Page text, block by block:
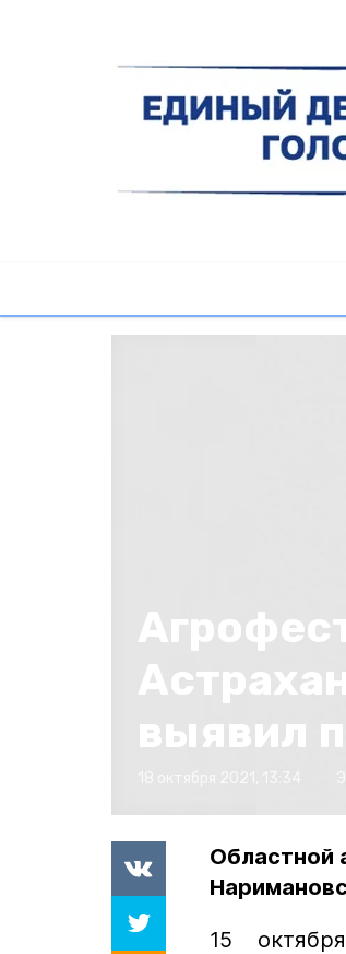
выявил
Областной
15